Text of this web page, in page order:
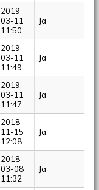
2019-
03-11
11:50
Ja
2019-
03-11
11:49
Ja
2019-
03-11
11:47
Ja
2018-
11-15
12:08
Ja
2018-
03-08
11:32
Ja